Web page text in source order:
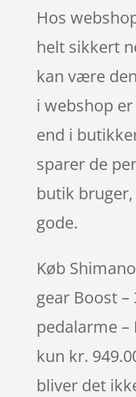
Hos
helt sikkert
kan være
i webshop
end i
sparer de
butik
gode.
Køb
gear Boost –
pedalarme –
kun kr.
bliver det